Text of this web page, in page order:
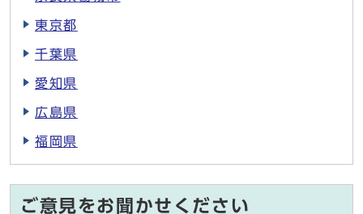
東京都
千葉県
愛知県
広島県
福岡県
ご意見をお聞かせください